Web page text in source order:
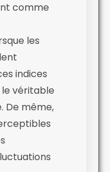
comme
les
indices
véritable
De même,